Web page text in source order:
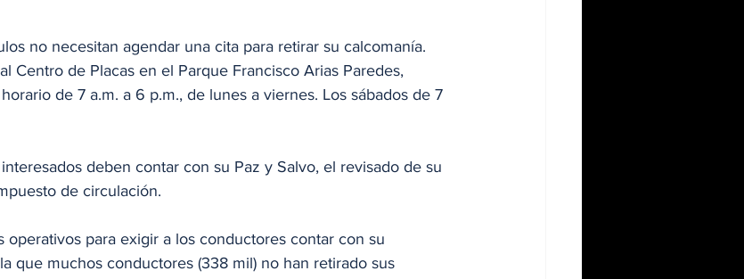
no necesitan agendar una cita para retirar su calcomanía.
Centro de Placas en el Parque Francisco Arias Paredes,
de 7 a.m. a 6 p.m., de lunes a viernes. Los sábados de 7
deben contar con su Paz y Salvo, el revisado de su
de circulación.
operativos para exigir a los conductores contar con su
que muchos conductores (338 mil) no han retirado sus